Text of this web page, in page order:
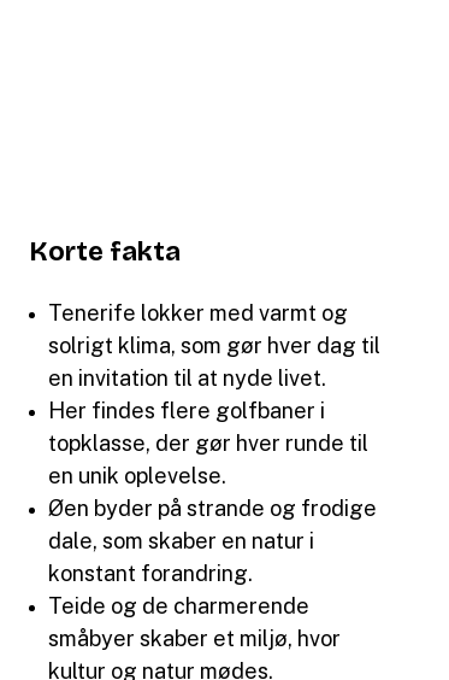
Korte fakta
Tenerife lokker med varmt og
solrigt klima, som gør hver dag til
en invitation til at nyde livet.
Her findes flere golfbaner i
topklasse, der gør hver runde til
en unik oplevelse.
Øen byder på strande og frodige
dale, som skaber en natur i
konstant forandring.
Teide og de charmerende
småbyer skaber et miljø, hvor
kultur og natur mødes.